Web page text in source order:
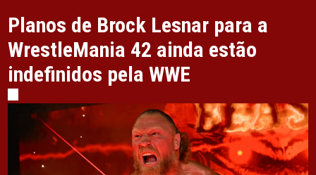
Planos de Brock Lesnar para a
WrestleMania 42 ainda estão
indefinidos pela WWE